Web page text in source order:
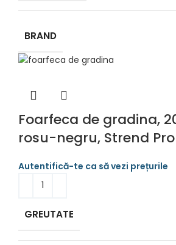
BRAND
Foarfeca de gradina,
rosu-negru, Strend Pro
GREUTATE